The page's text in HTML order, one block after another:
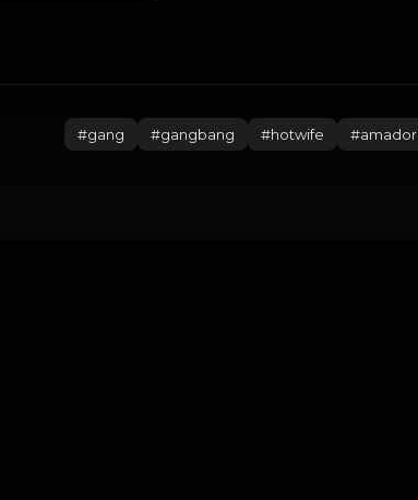
#gang #gangbang #hotwife #amador